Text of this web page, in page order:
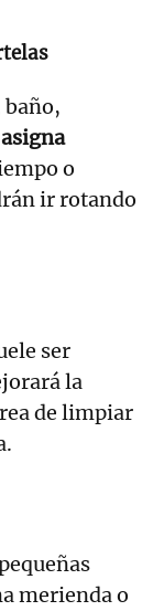
baño,
asigna
o
ir rotando
ser
la
de limpiar
merienda o